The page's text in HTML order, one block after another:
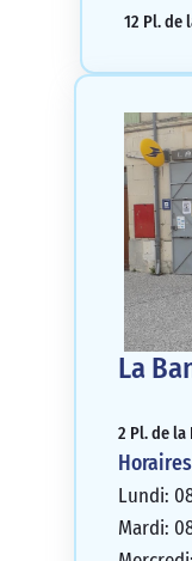
12 Pl. de
La
2 Pl. de la
Horaires
Lundi:
Mardi: